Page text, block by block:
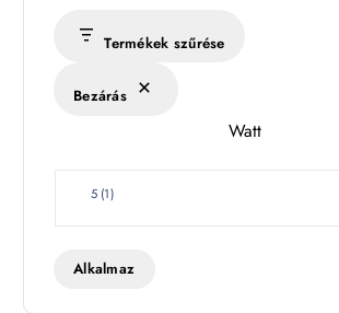
Termékek szűrése
Bezárás
Watt
W
t
5 (1)
Alkalmaz